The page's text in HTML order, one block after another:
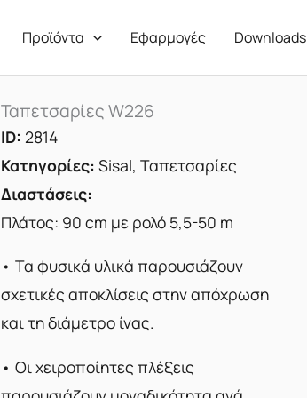
Προϊόντα Εφαρμογές Downloads
Ταπετσαρίες W226
ID: 2814
Κατηγορίες: Sisal, Ταπετσαρίες
Διαστάσεις:
Πλάτος: 90 cm με ρολό 5,5-50 m
• Τα φυσικά υλικά παρουσιάζουν
σχετικές αποκλίσεις στην απόχρωση
και τη διάμετρο ίνας.
• Οι χειροποίητες πλέξεις